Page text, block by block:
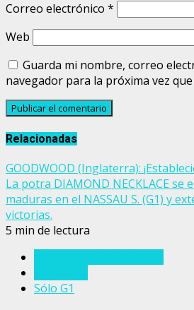
Correo electrónico *
Web
Guarda mi nombre, correo
navegador para la próxima vez
Relacionadas
GOODWOOD (Inglaterra):
La potra DIAMOND NECKLACE se
maduras en el NASSAU S. (G1) y
victorias.
5 min de lectura
Sólo G1